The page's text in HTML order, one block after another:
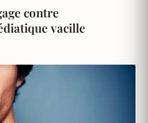
contre
vacille